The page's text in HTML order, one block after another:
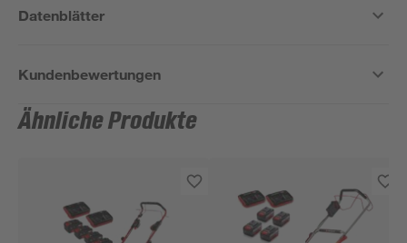
Datenblätter
Kundenbewertungen
Ähnliche Produkte